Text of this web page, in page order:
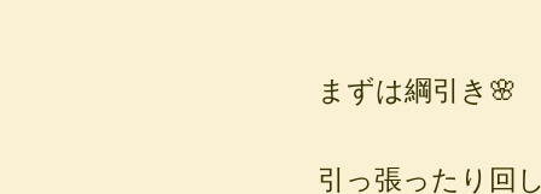
まずは綱引き🌸
引っ張ったり回